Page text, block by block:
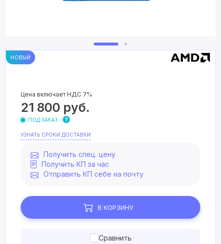
НОВЫЙ
Цена включает НДС 7%
21 800 руб.
ПОД ЗАКАЗ
УЗНАТЬ СРОКИ ДОСТАВКИ
Получить спец. цену
Получить КП за час
Отправить КП себе на почту
В КОРЗИНУ
Сравнить